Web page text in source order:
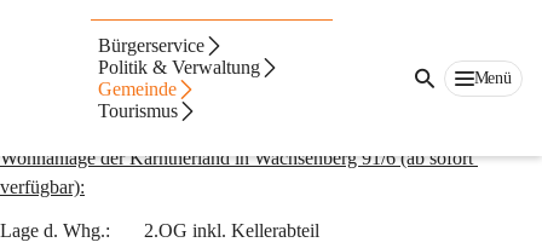
Bürgerservice
Politik & Verwaltung
Gemeinde
Tourismus
Menü
Freie Wohnungen
Folgende freien Wohnungen gibt es in den Wohnanlagen in der
Gemeinde Steuerberg:
Wohnungen Kärntnerland und Neue Heimat
Wohnanlage der Kärntnerland in Wachsenberg 91/6 (ab sofort
verfügbar):
Lage d. Whg.:       2.OG inkl. Kellerabteil